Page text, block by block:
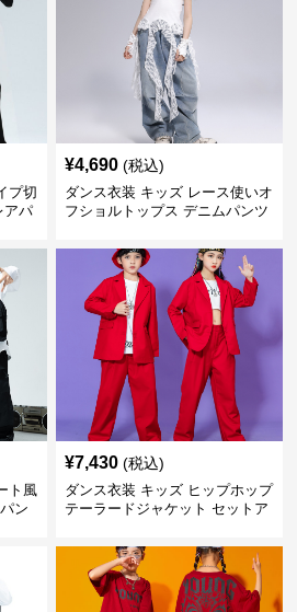
プ切
アパ
¥4,690 (税込)
ダンス衣装 キッズ レース使いオ
フショルトップス デニムパンツ
ト風
ン
¥7,430 (税込)
ダンス衣装 キッズ ヒップホップ
テーラードジャケット セットア